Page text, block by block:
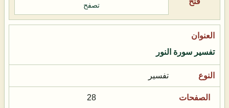
تصفح
تفسير سورة النور
تفسير
28